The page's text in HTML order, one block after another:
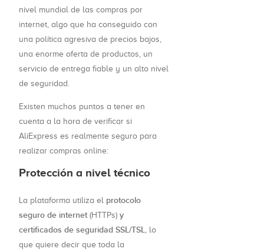
nivel mundial de las compras por
internet, algo que ha conseguido con
una política agresiva de precios bajos,
una enorme oferta de productos, un
servicio de entrega fiable y un alto nivel
de seguridad.
Existen muchos puntos a tener en
cuenta a la hora de verificar si
AliExpress es realmente seguro para
realizar compras online:
Protección a nivel técnico
La plataforma utiliza el protocolo
seguro de internet (HTTPs) y
certificados de seguridad SSL/TSL , lo
que quiere decir que toda la